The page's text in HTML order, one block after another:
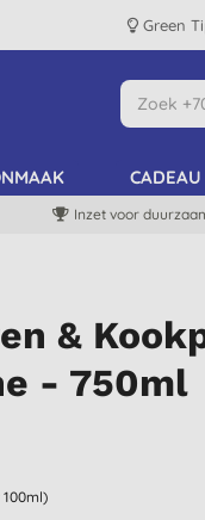
Green
Inzet voor
&
- 750ml